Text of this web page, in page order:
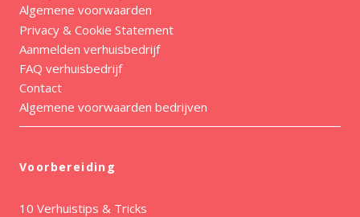
Algemene voorwaarden
Privacy & Cookie Statement
Aanmelden verhuisbedrijf
FAQ verhuisbedrijf
Contact
Algemene voorwaarden bedrijven
Voorbereiding
10 Verhuistips & Tricks